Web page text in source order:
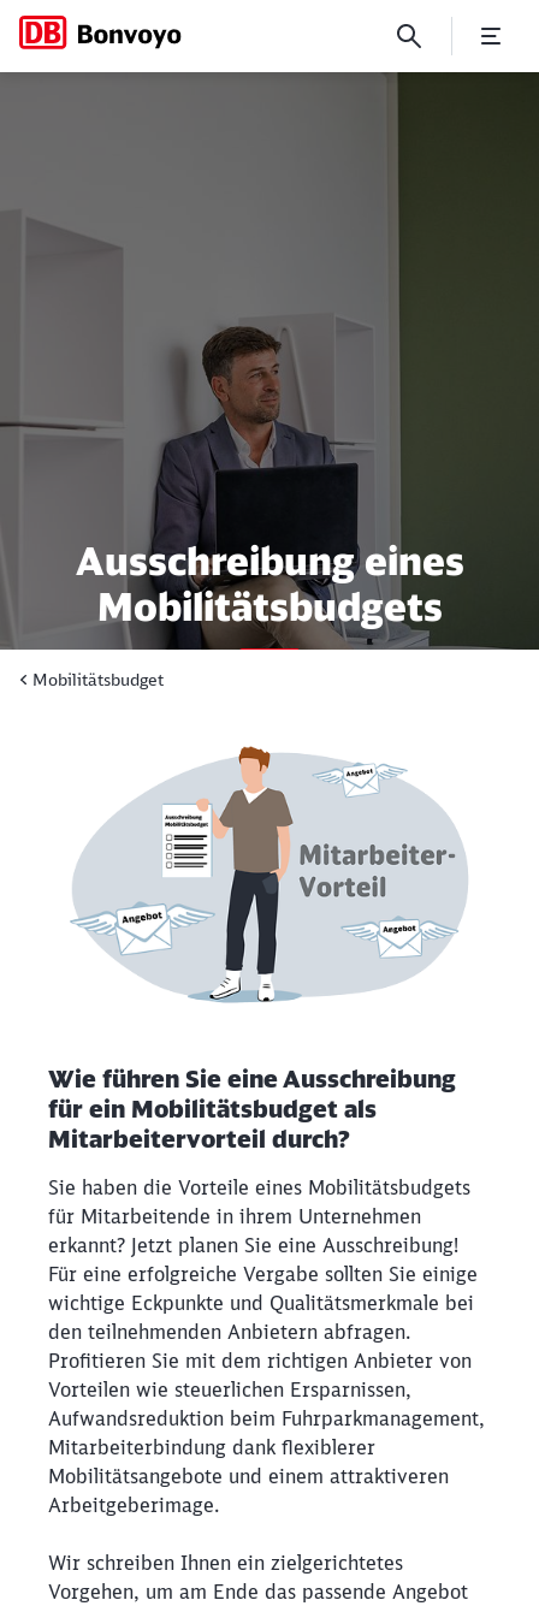
Ausschreibung eines
Mobilitätsbudgets
Das Wichtige für Sie kurz &
Mobilitätsbudget
Wie führen Sie eine Ausschreibung
für ein Mobilitätsbudget als
Mitarbeitervorteil durch?
Sie haben die Vorteile eines Mobilitätsbudgets
für Mitarbeitende in ihrem Unternehmen
erkannt? Jetzt planen Sie eine Ausschreibung!
Für eine erfolgreiche Vergabe sollten Sie einige
wichtige Eckpunkte und Qualitätsmerkmale bei
den teilnehmenden Anbietern abfragen.
Profitieren Sie mit dem richtigen Anbieter von
Vorteilen wie steuerlichen Ersparnissen,
Aufwandsreduktion beim Fuhrparkmanagement,
Mitarbeiterbindung dank flexiblerer
Mobilitätsangebote und einem attraktiveren
Arbeitgeberimage.
Wir schreiben Ihnen ein zielgerichtetes
Vorgehen, um am Ende das passende Angebot